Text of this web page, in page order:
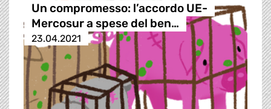
Un compromesso: l’accordo UE-
Mercosur a spese del ben…
23.04.2021